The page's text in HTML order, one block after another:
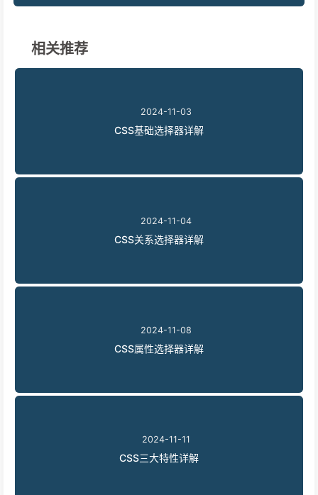
相关推荐
2024-11-03
CSS基础选择器详解
2024-11-04
CSS关系选择器详解
2024-11-08
CSS属性选择器详解
2024-11-11
CSS三大特性详解